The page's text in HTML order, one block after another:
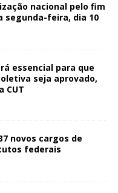
nacional pelo fim
segunda-feira, dia 10
essencial para que
seja aprovado,
CUT
novos cargos de
federais